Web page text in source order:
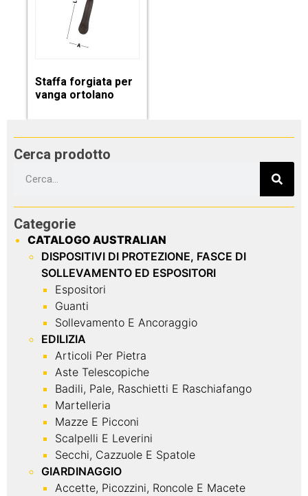
Staffa forgiata per
vanga ortolano
Cerca prodotto
Categorie
CATALOGO AUSTRALIAN
DISPOSITIVI DI PROTEZIONE, FASCE DI
SOLLEVAMENTO ED ESPOSITORI
Espositori
Guanti
Sollevamento E Ancoraggio
EDILIZIA
Articoli Per Pietra
Aste Telescopiche
Badili, Pale, Raschietti E Raschiafango
Martelleria
Mazze E Picconi
Scalpelli E Leverini
Secchi, Cazzuole E Spatole
GIARDINAGGIO
Accette, Picozzini, Roncole E Macete